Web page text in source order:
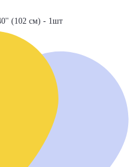
(102 см) - 1шт